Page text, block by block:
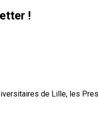
!
de Lille, les